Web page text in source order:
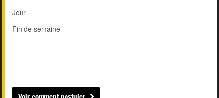
Jour
Fin de semaine